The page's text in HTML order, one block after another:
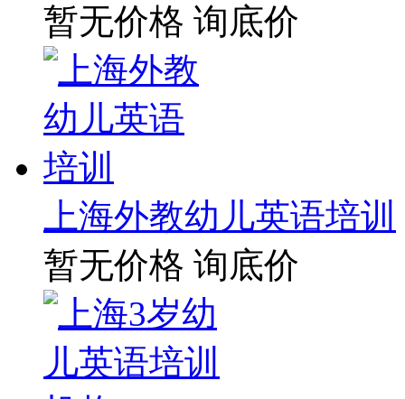
暂无价格 询底价
上海外教幼儿英语培训
暂无价格 询底价